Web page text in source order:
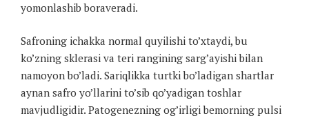
yomonlashib boraveradi.
Safroning ichakka normal quyilishi to’xtaydi, bu
ko’zning sklerasi va teri rangining sarg’ayishi bilan
namoyon bo’ladi. Sariqlikka turtki bo’ladigan shartlar
aynan safro yo’llarini to’sib qo’yadigan toshlar
mavjudligidir. Patogenezning og’irligi bemorning pulsi